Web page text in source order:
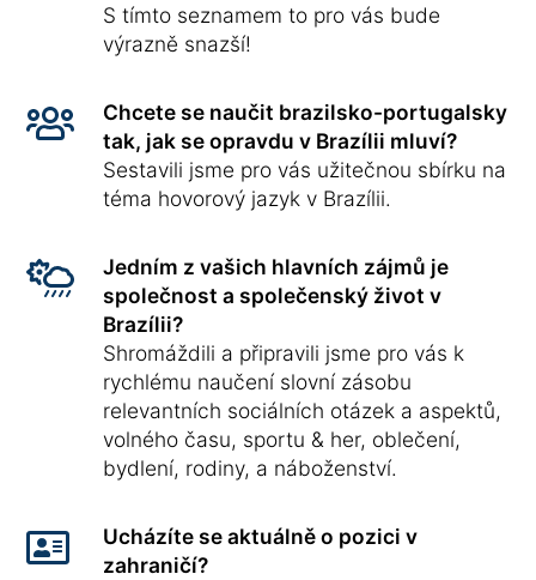
S tímto seznamem to pro vás bude
výrazně snazší!
Chcete se naučit brazilsko-portugalsky
tak, jak se opravdu v Brazílii mluví?
Sestavili jsme pro vás užitečnou sbírku na
téma hovorový jazyk v Brazílii.
Jedním z vašich hlavních zájmů je
společnost a společenský život v
Brazílii?
Shromáždili a připravili jsme pro vás k
rychlému naučení slovní zásobu
relevantních sociálních otázek a aspektů,
volného času, sportu & her, oblečení,
bydlení, rodiny, a náboženství.
Ucházíte se aktuálně o pozici v
zahraničí?